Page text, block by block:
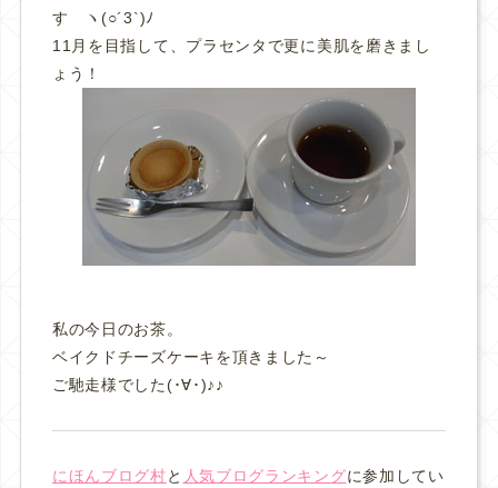
す ヽ(○´3`)ﾉ
11月を目指して、プラセンタで更に美肌を磨きまし
ょう！
私の今日のお茶。
ベイクドチーズケーキを頂きました～
ご馳走様でした(･∀･)♪♪
にほんブログ村と 人気ブログランキングに参加してい